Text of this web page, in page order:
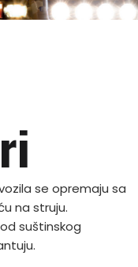
se opremaju sa
na struju.
suštinskog